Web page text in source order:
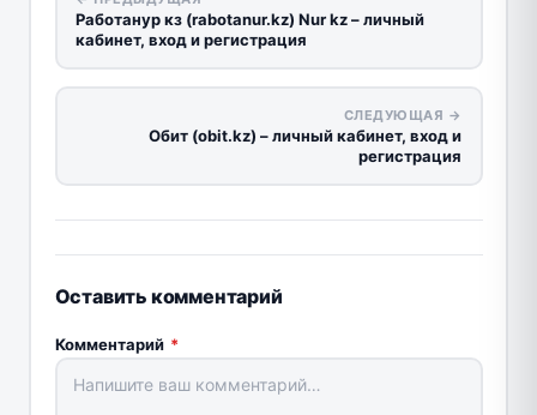
Работанур кз (rabotanur.kz) Nur kz – личный
кабинет, вход и регистрация
СЛЕДУЮЩАЯ →
Обит (obit.kz) – личный кабинет, вход и
регистрация
Оставить комментарий
Комментарий *